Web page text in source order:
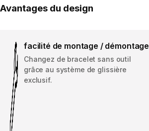
Avantages du design
facilité de montage / démontage
Changez de bracelet sans outil
grâce au système de glissière
exclusif.